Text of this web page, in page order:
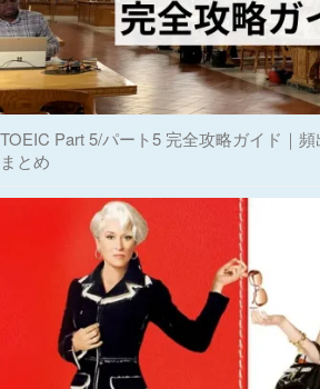
TOEIC Part 5/パート5 完全攻略ガイド｜
まとめ